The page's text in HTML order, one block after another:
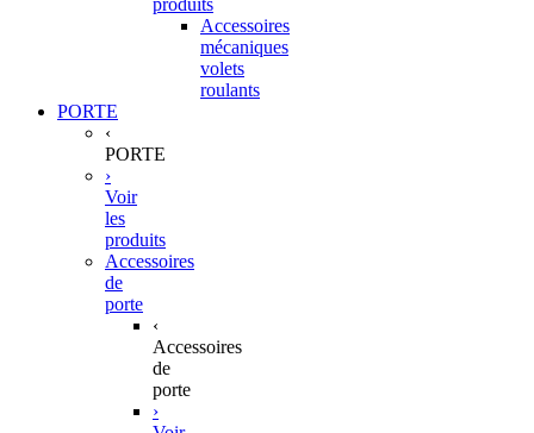
Accessoires
mécaniques
volets
roulants
PORTE
‹
PORTE
›
Voir
les
produits
Accessoires
de
porte
‹
Accessoires
de
porte
›